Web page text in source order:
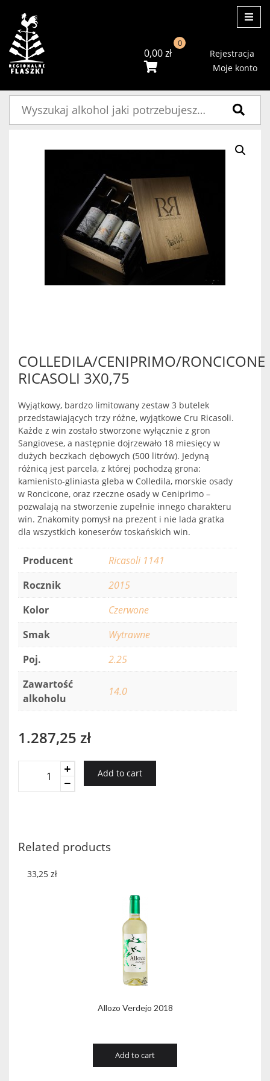
0,00zł
0
Rejestracja
Moje konto
COLLEDILA/CENIPRIMO/RONCICONE
RICASOLI 3X0,75
Wyjątkowy, bardzo limitowany zestaw 3 butelek
przedstawiających trzy różne, wyjątkowe Cru Ricasoli.
Każde z win zostało stworzone wyłącznie z gron
Sangiovese, a następnie dojrzewało 18 miesięcy w
dużych beczkach dębowych (500 litrów). Jedyną
różnicą jest parcela, z której pochodzą grona:
kamienisto-gliniasta gleba w Colledila, morskie osady
w Roncicone, oraz rzeczne osady w Ceniprimo –
pozwalają na stworzenie zupełnie innego charakteru
win. Znakomity pomysł na prezent i nie lada gratka
dla wszystkich koneserów toskańskich win.
Producent
Ricasoli 1141
Rocznik
2015
Kolor
Czerwone
Smak
Wytrawne
Poj.
2.25
Zawartość
alkoholu
14.0
1.287,25 zł
COLLEDILA/CENIPRIMO/RONCICONE
RICASOLI
Add to cart
Related products
Allozo Verdejo 2018
33,25 zł
Add to cart